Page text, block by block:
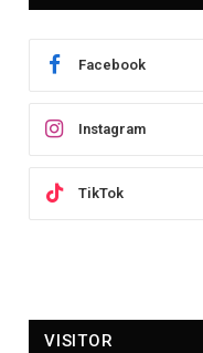
Facebook
Instagram
TikTok
VISITOR